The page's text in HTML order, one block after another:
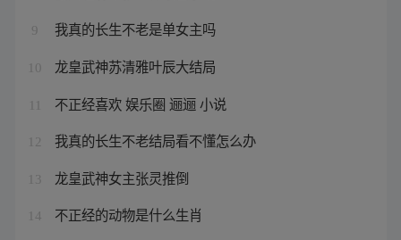
9 我真的长生不老是单女主吗
10 龙皇武神苏清雅叶辰大结局
不正经喜欢 娱乐圈 逦逦 小说
12 我真的长生不老结局看不懂怎么办
13 龙皇武神女主张灵推倒
14 不正经的动物是什么生肖